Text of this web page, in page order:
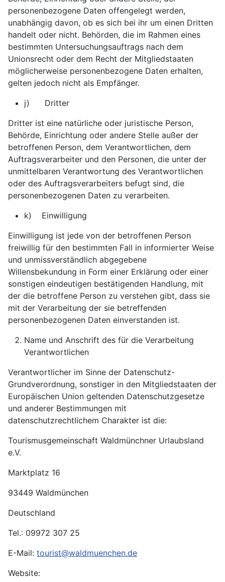
personenbezogene Daten offengelegt werden,
unabhängig davon, ob es sich bei ihr um einen Dritten
handelt oder nicht. Behörden, die im Rahmen eines
bestimmten Untersuchungsauftrags nach dem
Unionsrecht oder dem Recht der Mitgliedstaaten
möglicherweise personenbezogene Daten erhalten,
gelten jedoch nicht als Empfänger.
j) Dritter
Dritter ist eine natürliche oder juristische Person,
Behörde, Einrichtung oder andere Stelle außer der
betroffenen Person, dem Verantwortlichen, dem
Auftragsverarbeiter und den Personen, die unter der
unmittelbaren Verantwortung des Verantwortlichen
oder des Auftragsverarbeiters befugt sind, die
personenbezogenen Daten zu verarbeiten.
k) Einwilligung
Einwilligung ist jede von der betroffenen Person
freiwillig für den bestimmten Fall in informierter Weise
und unmissverständlich abgegebene
Willensbekundung in Form einer Erklärung oder einer
sonstigen eindeutigen bestätigenden Handlung, mit
der die betroffene Person zu verstehen gibt, dass sie
mit der Verarbeitung der sie betreffenden
personenbezogenen Daten einverstanden ist.
Name und Anschrift des für die Verarbeitung
Verantwortlichen
Verantwortlicher im Sinne der Datenschutz-
Grundverordnung, sonstiger in den Mitgliedstaaten der
Europäischen Union geltenden Datenschutzgesetze
und anderer Bestimmungen mit
datenschutzrechtlichem Charakter ist die:
Tourismusgemeinschaft Waldmünchner Urlaubsland
e.V.
Marktplatz 16
93449 Waldmünchen
Deutschland
Tel.: 09972 307 25
E-Mail: tourist@waldmuenchen.de
Website: